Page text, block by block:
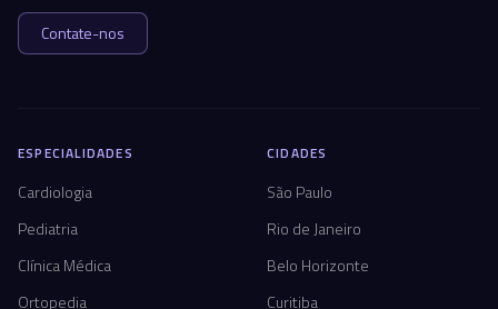
Contate-nos
ESPECIALIDADES
Cardiologia
Pediatria
Clínica Médica
Ortopedia
CIDADES
São Paulo
Rio de Janeiro
Belo Horizonte
Curitiba